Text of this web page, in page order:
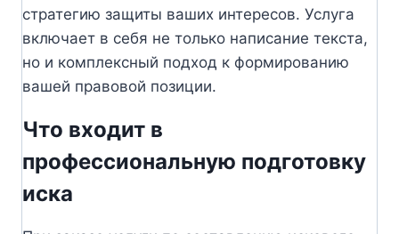
стратегию защиты ваших интересов. Услуга
включает в себя не только написание текста,
но и комплексный подход к формированию
вашей правовой позиции.
Что входит в
профессиональную подготовку
иска